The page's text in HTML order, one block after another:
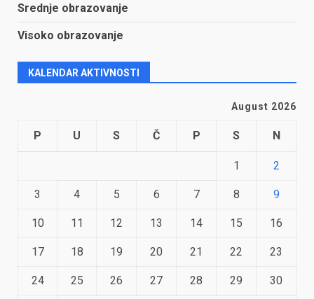
Srednje obrazovanje
Visoko obrazovanje
KALENDAR AKTIVNOSTI
August 2026
P U S Č P S N
1 2
3 4 5 6 7 8 9
10 11 12 13 14 15 16
17 18 19 20 21 22 23
24 25 26 27 28 29 30